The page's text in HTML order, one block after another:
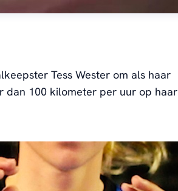
Tess Wester om als haar
dan 100 kilometer per uur op haar